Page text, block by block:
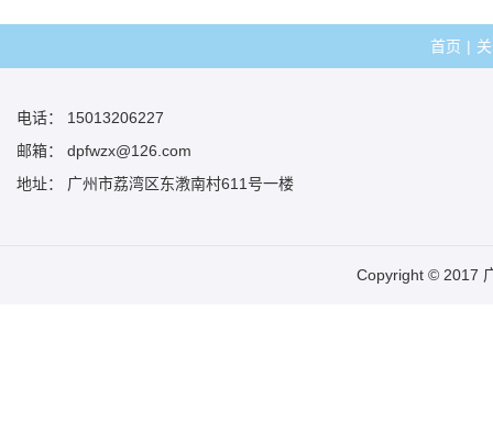
首页 |
电话： 15013206227
邮箱： dpfwzx@126.com
地址： 广州市荔湾区东漖南村611号一楼
Copyright © 2017